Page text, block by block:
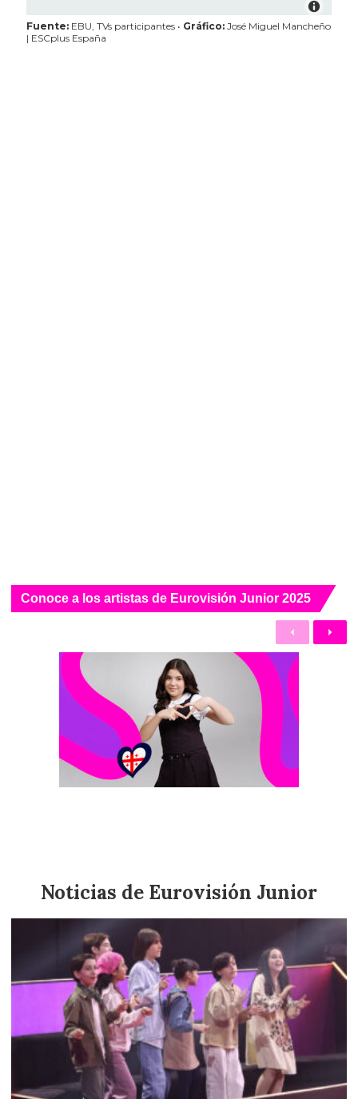
Conoce a los artistas de Eurovisión Junior 2025
Noticias de Eurovisión Junior